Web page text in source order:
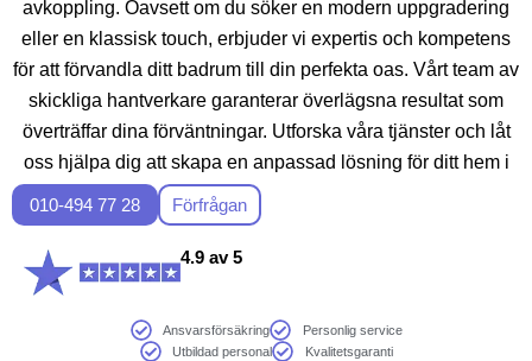
avkoppling. Oavsett om du söker en modern uppgradering
eller en klassisk touch, erbjuder vi expertis och kompetens
för att förvandla ditt badrum till din perfekta oas. Vårt team av
skickliga hantverkare garanterar överlägsna resultat som
överträffar dina förväntningar. Utforska våra tjänster och låt
oss hjälpa dig att skapa en anpassad lösning för ditt hem i
Sveriges unika miljöer.
010-494 77 28 Förfrågan
4.9 av 5
Ansvarsförsäkring
Personlig service
Utbildad personal
Kvalitetsgaranti